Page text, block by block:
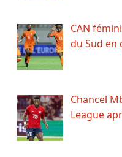
CAN
du Sud
Chancel
League